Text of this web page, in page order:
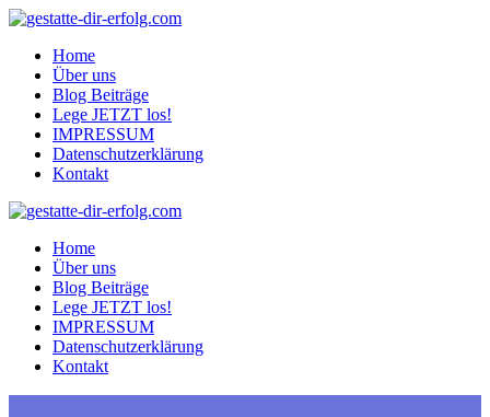
Zum
springenHome
Über uns
Blog Beiträge
Lege JETZT los!
IMPRESSUM
Datenschutzerklärung
Kontakt
Home
Über uns
Blog Beiträge
Lege JETZT los!
IMPRESSUM
Datenschutzerklärung
Kontakt